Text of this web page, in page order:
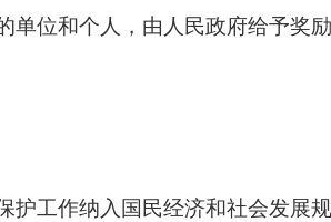
位和个人，由人民政府给予奖励
工作纳入国民经济和社会发展规